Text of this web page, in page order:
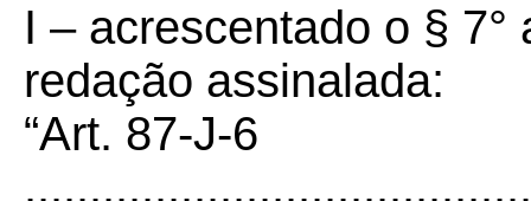
I – acrescentado o §
redação assinalada:
“Art. 87-J-6